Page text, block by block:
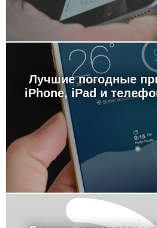
Лучшие погодные
iPhone, iPad и